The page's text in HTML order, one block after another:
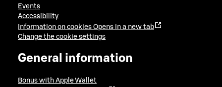
Events
Accessibility
Information on cookies Opens in a new tab
Change the cookie settings
General information
Bonus with Apple Wallet